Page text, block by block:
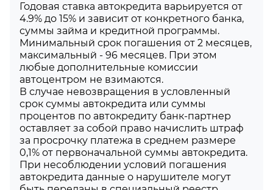
Годовая ставка автокредита варьируется от
4.9% до 15% и зависит от конкретного банка,
суммы займа и кредитной программы.
Минимальный срок погашения от 2 месяцев,
максимальный - 96 месяцев. При этом
любые дополнительные комиссии
автоцентром не взимаются.
В случае невозвращения в условленный
срок суммы автокредита или суммы
процентов по автокредиту банк-партнер
оставляет за собой право начислить штраф
за просрочку платежа в среднем размере
0,1% от первоначальной суммы автокредита.
При несоблюдении условий погашения
автокредита данные о нарушителе могут